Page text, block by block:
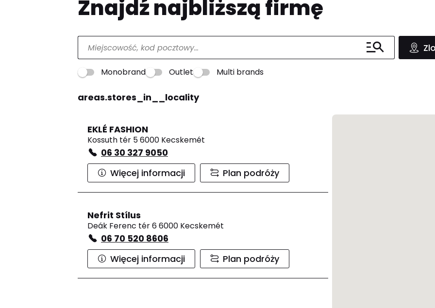
Znajdź najbliższą firmę
Monobrand Outlet Multi brands
areas.stores_in__locality
EKLÉ FASHION
Kossuth tér 5 6000 Kecskemét
06 30 327 9050
Więcej informacji
Plan podróży
Nefrit Stílus
Deák Ferenc tér 6 6000 Kecskemét
06 70 520 8606
Więcej informacji
Plan podróży